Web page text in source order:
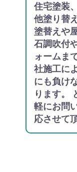
住宅塗装
他塗り替
塗替えや
石調吹付
ォームま
社施工に
にも負け
ります。
軽にお問
応させて